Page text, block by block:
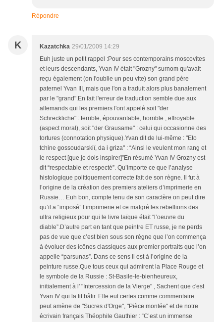
Répondre
K Kazatchka 29/01/2009 14:29
Euh juste un petit rappel :Pour ses contemporains moscovites
et leurs descendants, Yvan IV était "Grozny" surnom qu'avait
reçu également (on l'oublie un peu vite) son grand père
paternel Yvan III, mais que l'on a traduit alors plus banalement
par le "grand".En fait l'erreur de traduction semble due aux
allemands qui les premiers l'ont appelé soit "der
Schreckliche" : terrible, épouvantable, horrible , effroyable
(aspect moral), soit "der Grausame" : celui qui occasionne des
tortures (connotation physique).Yvan dit de lui-même : "Eto
tchine gossoudarskiï, da i griza" : “Ainsi le veulent mon rang et
le respect [que je dois inspirer]”En résumé Yvan IV Grozny est
dit “respectable et respecté”. Qu’importe ce que l’analyse
histologique politiquement correcte fait de son règne. Il fut à
l’origine de la création des premiers ateliers d’imprimerie en
Russie… Euh bon, compte tenu de son caractère on peut dire
qu’il a “imposé” l’imprimerie et ce malgré les rebellions des
ultra religieux pour qui le livre laïque était “l’oeuvre du
diable”.D’autre part en tant que peintre ET russe, je ne perds
pas de vue que c’est bien sous son règne que l’on commença
à évoluer des icônes classiques aux premier portraits que l’on
appelle “parsunas”. Dans ce sens il est à l’origine de la
peinture russe.Que tous ceux qui admirent la Place Rouge et
le symbole de la Russie : St-Basile-le-bienheureux,
initialement à l' "Intercession de la Vierge" , Sachent que c'est
Yvan IV qui la fit bâtir. Elle eut certes comme commentaire
peut amène de "Sucres d'Orge", "Pièce montée" et de notre
écrivain français Théophile Gauthier : “C’est un immense